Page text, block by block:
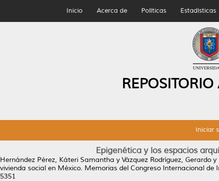
Inicio Acerca de Políticas Estadísticas
Iniciar
Epigenética y los espacios
Hernández Pérez, Káteri Samantha y Vázquez Rodríguez, Gerardo y
vivienda social en México. Memorias del Congreso Internacional de
5351